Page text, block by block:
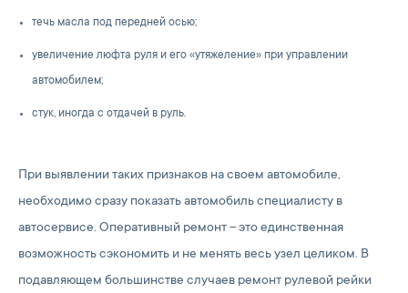
течь масла под передней осью;
увеличение люфта руля и его «утяжеление» при управлении
автомобилем;
стук, иногда с отдачей в руль.
При выявлении таких признаков на своем автомобиле,
необходимо сразу показать автомобиль специалисту в
автосервисе. Оперативный ремонт – это единственная
возможность сэкономить и не менять весь узел целиком. В
подавляющем большинстве случаев ремонт рулевой рейки